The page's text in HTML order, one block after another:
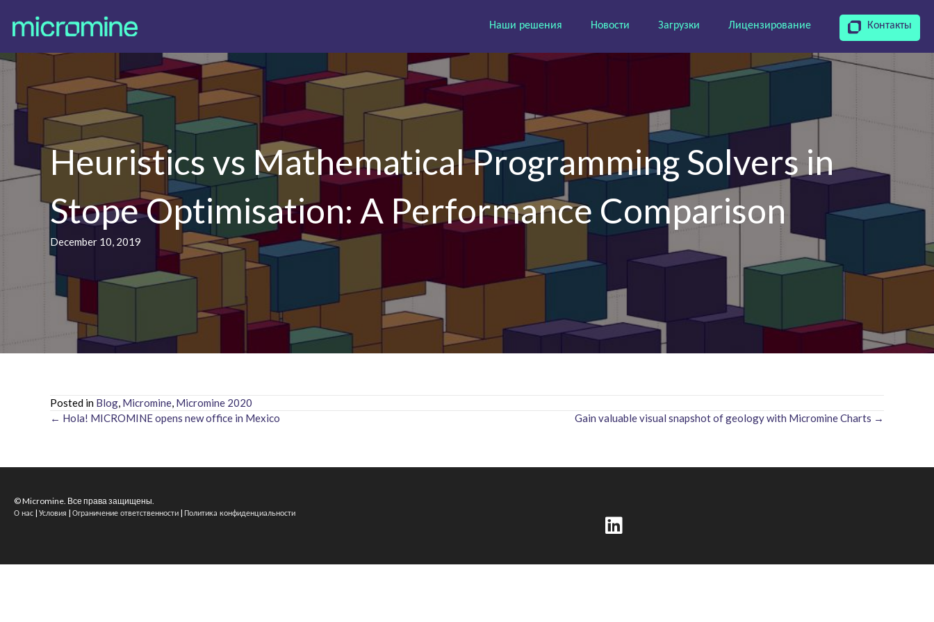
Наши решения Новости Загрузки Лицензирование Контакты
Heuristics vs Mathematical Programming Solvers in
Stope Optimisation: A Performance Comparison
December 10, 2019
Posted in Blog, Micromine, Micromine 2020
Posts
← Hola! MICROMINE opens new office in Mexico Gain valuable visual snapshot of geology with Micromine Charts →
© Micromine. Все права защищены.
О нас | Условия | Ограничение ответственности | Политика конфиденциальности